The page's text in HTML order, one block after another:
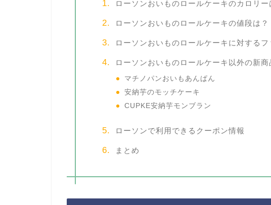
ローソンおいものロールケーキのカロリー
ローソンおいものロールケーキの値段は？
ローソンおいものロールケーキに対するフ
ローソンおいものロールケーキ以外の新商
マチノパンおいもあんぱん
安納芋のモッチケーキ
CUPKE安納芋モンブラン
ローソンで利用できるクーポン情報
まとめ